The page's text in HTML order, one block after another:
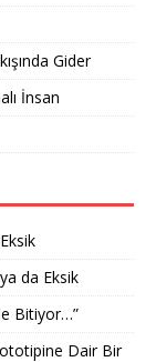
Gider
İnsan
da Eksik
Bitiyor…”
Dair Bir